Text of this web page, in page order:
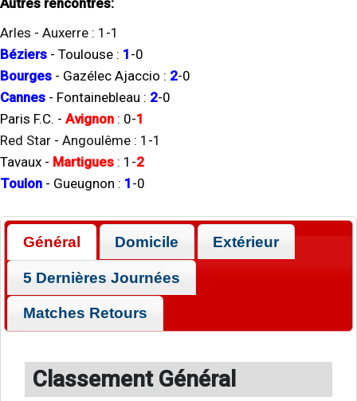
Autres rencontres:
Arles - Auxerre : 1 -1
Béziers - Toulouse : 1 -0
Bourges - Gazélec Ajaccio : 2-0
Cannes - Fontainebleau : 2-0
Paris F.C. - Avignon : 0-1
Red Star - Angoulême : 1 -1
Tavaux - Martigues : 1 -2
Toulon - Gueugnon : 1 -0
Général Domicile Extérieur
5 Dernières Journées
Matches Retours
Classement Général